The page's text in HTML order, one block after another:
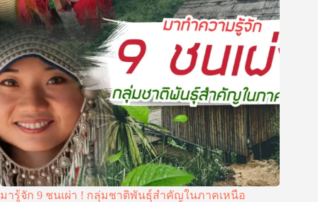
มารู้จัก 9 ชนเผ่า ! กลุ่มชาติพันธุ์สำคัญในภาคเหนือ